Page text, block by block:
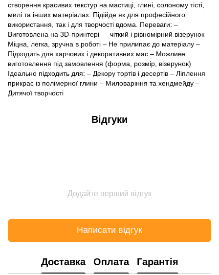
створення красивих текстур на мастиці, глині, солоному тісті,
милі та інших матеріалах. Підійде як для професійного
використання, так і для творчості вдома. Переваги: –
Виготовлена на 3D-принтері — чіткий і рівномірний візерунок –
Міцна, легка, зручна в роботі – Не прилипає до матеріалу –
Підходить для харчових і декоративних мас – Можливе
виготовлення під замовлення (форма, розмір, візерунок)
Ідеально підходить для: – Декору тортів і десертів – Ліплення
прикрас із полімерної глини – Миловаріння та хендмейду –
Дитячої творчості
Відгуки
Додайте перший відгук
Написати відгук
Доставка Оплата Гарантія